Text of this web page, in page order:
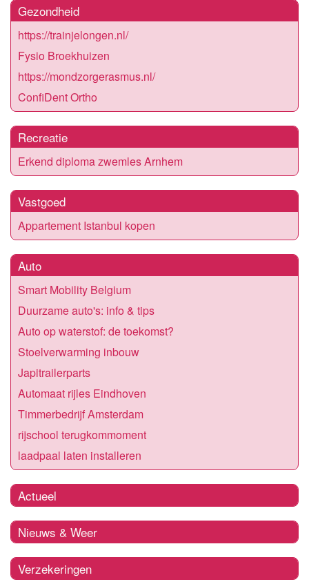
Gezondheid
https://trainjelongen.nl/
Fysio Broekhuizen
https://mondzorgerasmus.nl/
ConfiDent Ortho
Recreatie
Erkend diploma zwemles Arnhem
Vastgoed
Appartement Istanbul kopen
Auto
Smart Mobility Belgium
Duurzame auto's: info & tips
Auto op waterstof: de toekomst?
Stoelverwarming inbouw
Japitrailerparts
Automaat rijles Eindhoven
Timmerbedrijf Amsterdam
rijschool terugkommoment
laadpaal laten installeren
Actueel
Nieuws & Weer
Verzekeringen